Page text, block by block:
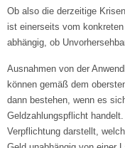
Ob also die derzeitige
ist einerseits vom
abhängig, ob
Ausnahmen von der
können gemäß dem
dann bestehen, wenn es
Geldzahlungspflicht
Verpflichtung darstellt,